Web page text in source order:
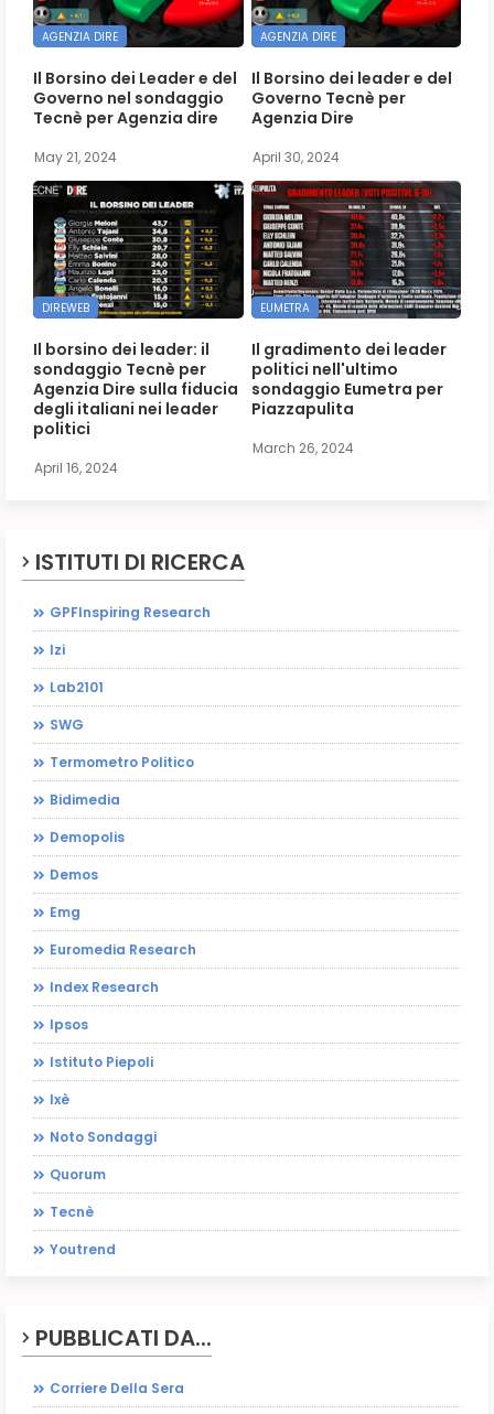
AGENZIA DIRE
Il Borsino dei Leader e del
Governo nel sondaggio
Tecnè per Agenzia dire
May 21, 2024
AGENZIA DIRE
Il Borsino dei leader e del
Governo Tecnè per
Agenzia Dire
April 30, 2024
DIREWEB
Il borsino dei leader: il
sondaggio Tecnè per
Agenzia Dire sulla fiducia
degli italiani nei leader
politici
April 16, 2024
EUMETRA
Il gradimento dei leader
politici nell'ultimo
sondaggio Eumetra per
Piazzapulita
March 26, 2024
ISTITUTI DI RICERCA
GPFInspiring Research
Izi
Lab2101
SWG
Termometro Politico
Bidimedia
Demopolis
Demos
Emg
Euromedia Research
Index Research
Ipsos
Istituto Piepoli
Ixè
Noto Sondaggi
Quorum
Tecnè
Youtrend
PUBBLICATI DA...
Corriere Della Sera